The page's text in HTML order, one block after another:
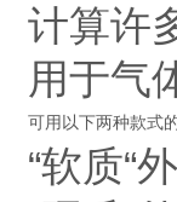
计算许
用于气
可用以下两种款式
“软质“